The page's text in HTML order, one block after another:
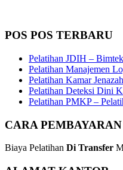
POS POS TERBARU
Pelatihan JDIH –
Pelatihan Manajemen
Pelatihan Kamar
Pelatihan Deteksi Dini
Pelatihan PMKP –
CARA PEMBAYARAN
Biaya Pelatihan Di Transfer